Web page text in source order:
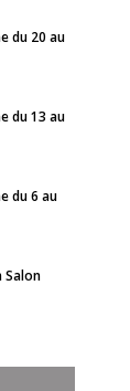
du 20 au
du 13 au
du 6 au
Salon